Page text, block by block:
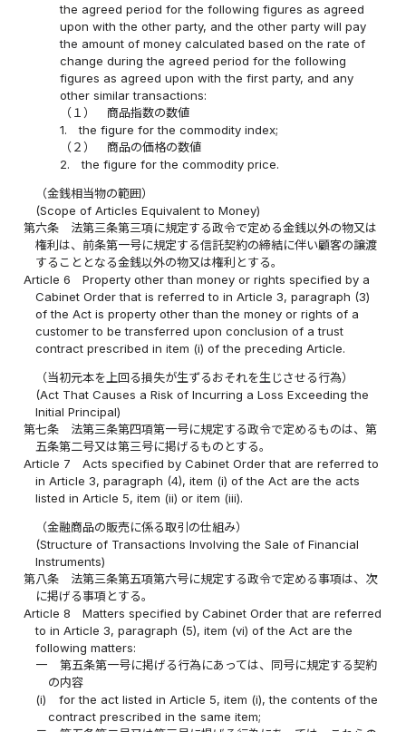
the agreed period for the following figures as agreed
upon with the other party, and the other party will pay
the amount of money calculated based on the rate of
change during the agreed period for the following
figures as agreed upon with the first party, and any
other similar transactions:
（１）
商品指数の数値
1.
the figure for the commodity index;
（２）
商品の価格の数値
2.
the figure for the commodity price.
（金銭相当物の範囲）
(Scope of Articles Equivalent to Money)
第六条
法第三条第三項に規定する政令で定める金銭以外の物又は
権利は、前条第一号に規定する信託契約の締結に伴い顧客の譲渡
することとなる金銭以外の物又は権利とする。
Article 6
Property other than money or rights specified by a
Cabinet Order that is referred to in Article 3, paragraph (3)
of the Act is property other than the money or rights of a
customer to be transferred upon conclusion of a trust
contract prescribed in item (i) of the preceding Article.
（当初元本を上回る損失が生ずるおそれを生じさせる行為）
(Act That Causes a Risk of Incurring a Loss Exceeding the
Initial Principal)
第七条
法第三条第四項第一号に規定する政令で定めるものは、第
五条第二号又は第三号に掲げるものとする。
Article 7
Acts specified by Cabinet Order that are referred to
in Article 3, paragraph (4), item (i) of the Act are the acts
listed in Article 5, item (ii) or item (iii).
（金融商品の販売に係る取引の仕組み）
(Structure of Transactions Involving the Sale of Financial
Instruments)
第八条
法第三条第五項第六号に規定する政令で定める事項は、次
に掲げる事項とする。
Article 8
Matters specified by Cabinet Order that are referred
to in Article 3, paragraph (5), item (vi) of the Act are the
following matters:
一
第五条第一号に掲げる行為にあっては、同号に規定する契約
の内容
(i)
for the act listed in Article 5, item (i), the contents of the
contract prescribed in the same item;